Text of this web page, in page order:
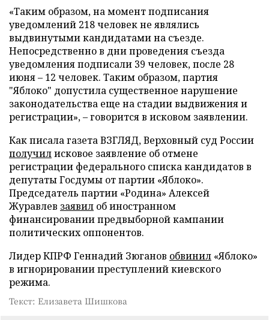
«Таким образом, на момент подписания
уведомлений 218 человек не являлись
выдвинутыми кандидатами на съезде.
Непосредственно в дни проведения съезда
уведомления подписали 39 человек, после 28
июня – 12 человек. Таким образом, партия
"Яблоко" допустила существенное нарушение
законодательства еще на стадии выдвижения и
регистрации», – говорится в исковом заявлении.
Как писала газета ВЗГЛЯД, Верховный суд России
получилисковое заявление об отмене
регистрации федерального списка кандидатов в
депутаты Госдумы от партии «Яблоко».
Председатель партии «Родина» Алексей
Журавлев заявил об иностранном
финансировании предвыборной кампании
политических оппонентов.
Лидер КПРФ Геннадий Зюганов обвинил «Яблоко»
в игнорировании преступлений киевского
режима.
Текст: Елизавета Шишкова